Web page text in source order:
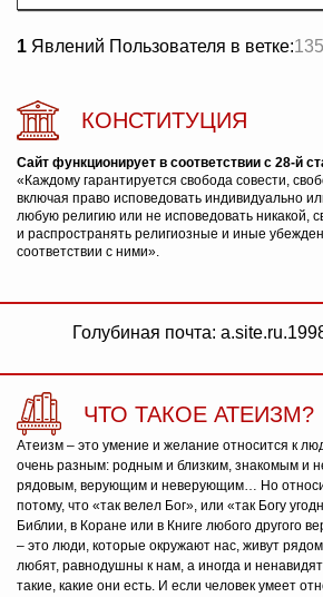
1 Явлений Пользователя в ветке:
КОНСТИТУЦИЯ
Сайт функционирует в соответствии с 28-й
«Каждому гарантируется свобода совести,
включая право исповедовать индивидуально
любую религию или не исповедовать никакой,
и распространять религиозные и иные
соответствии с ними».
Голубиная почта:
ЧТО ТАКОЕ АТЕИЗМ?
Атеизм – это умение и желание относится к
очень разным: родным и близким, знакомым и
рядовым, верующим и неверующим… Но
потому, что «так велел Бог», или «так Богу
Библии, в Коране или в Книге любого другого
– это люди, которые окружают нас, живут
любят, равнодушны к нам, а иногда и
такие, какие они есть. И если человек умеет